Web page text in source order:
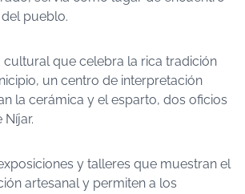
pueblo.
cultural que celebra la rica tradición
un centro de interpretación
la cerámica y el esparto, dos oficios
y talleres que muestran el
artesanal y permiten a los